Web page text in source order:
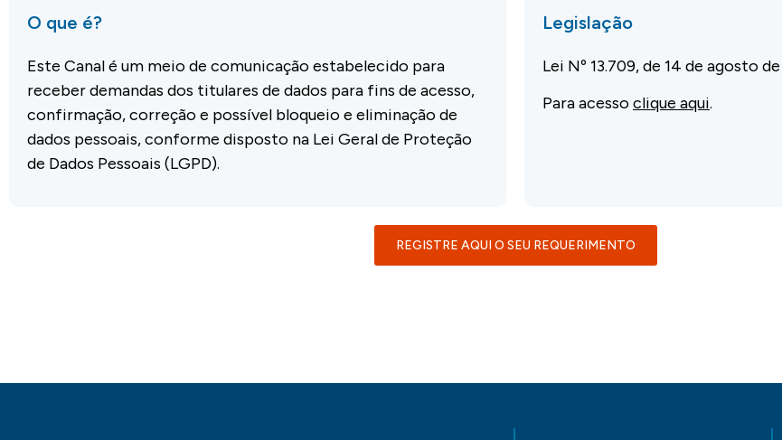
O que é?
Este Canal é um meio de comunicação estabelecido para
receber demandas dos titulares de dados para fins de acesso,
confirmação, correção e possível bloqueio e eliminação de
dados pessoais, conforme disposto na Lei Geral de Proteção
de Dados Pessoais (LGPD).
Legislação
Lei Nº 13.709, de 14 de agosto
Para acessoclique aqui.
REGISTRE AQUI O SEU REQUERIMENTO